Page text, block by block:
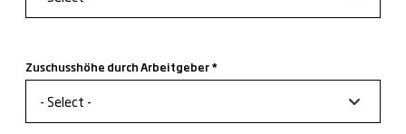
Zuschusshöhe durch Arbeitgeber